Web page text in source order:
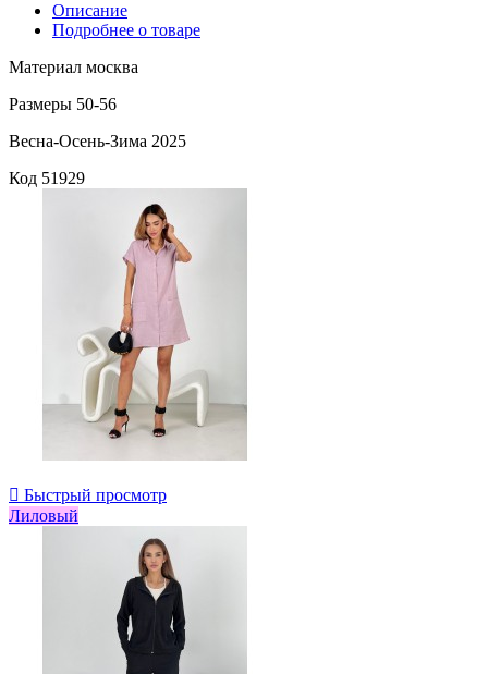
Описание
Подробнее о товаре
Материал москва
Размеры 50-56
Весна-Осень-Зима 2025
Код 51929
 Быстрый просмотр
Лиловый